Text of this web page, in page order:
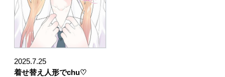
2025.7.25
着せ替え人形でchu♡